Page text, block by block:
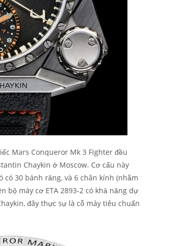
Mars Conqueror Mk 3 Fighter đều
Chaykin ở Moscow. Cơ cấu này
30 bánh răng, và 6 chân kính (nhằm
bộ máy cơ ETA 2893-2 có khả năng dự
đây thực sự là cỗ máy tiêu chuẩn